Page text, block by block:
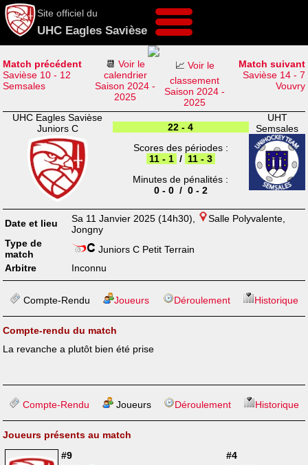
Site officiel du
UHC Eagles Savièse
Match précédent
Savièse 10 - 12
Semsales
📆 Voir le
calendrier
Saison 2024 -
2025
📈 Voir le
classement
Saison 2024 -
2025
Match suivant
Savièse 14 - 7
Vouvry
UHC Eagles Savièse
Juniors C
22 - 4
Scores des périodes :
11 - 1 / 11 - 3
Minutes de pénalités :
0 - 0 / 0 - 2
UHT
Semsales
Date et lieu Sa 11 Janvier 2025 (14h30),
Salle Polyvalente,
Jongny
Type de
match
Juniors C Petit Terrain
Arbitre
Inconnu
Compte-Rendu Joueurs Déroulement Historique
Compte-rendu du match
La revanche a plutôt bien été prise
Compte-Rendu Joueurs Déroulement Historique
Joueurs présents au match
#9
#4